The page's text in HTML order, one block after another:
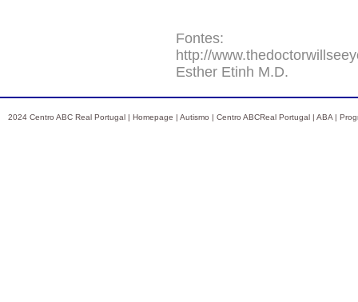
Fontes:
http://
Esther Etinh M.D.
2024 Centro ABC Real Portugal | Homepage | Autismo | Centro ABCReal Portugal | ABA |